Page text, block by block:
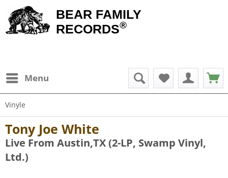
BEAR FAMILY
RECORDS®
Menu
Vinyle
Tony Joe White
Live From Austin,TX (2-LP, Swamp Vinyl,
Ltd.)